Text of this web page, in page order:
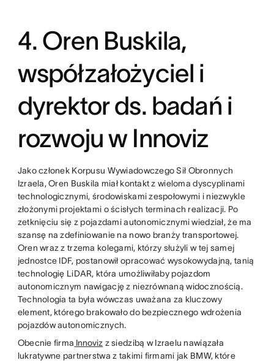
4. Oren Buskila,
współzałożyciel i
dyrektor ds. badań i
rozwoju w Innoviz
Jako członek Korpusu Wywiadowczego Sił Obronnych
Izraela, Oren Buskila miał kontakt z wieloma dyscyplinami
technologicznymi, środowiskami zespołowymi i niezwykle
złożonymi projektami o ścisłych terminach realizacji. Po
zetknięciu się z pojazdami autonomicznymi wiedział, że ma
szansę na zdefiniowanie na nowo branży transportowej.
Oren wraz z trzema kolegami, którzy służyli w tej samej
jednostce IDF, postanowił opracować wysokowydajną, tanią
technologię LiDAR, która umożliwiłaby pojazdom
autonomicznym nawigację z niezrównaną widocznością.
Technologia ta była wówczas uważana za kluczowy
element, którego brakowało do bezpiecznego wdrożenia
pojazdów autonomicznych.
Obecnie firma Innoviz z siedzibą w Izraelu nawiązała
lukratywne partnerstwa z takimi firmami jak BMW, które